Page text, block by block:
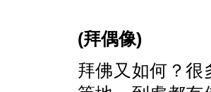
(拜偶像)
拜佛又如何？很